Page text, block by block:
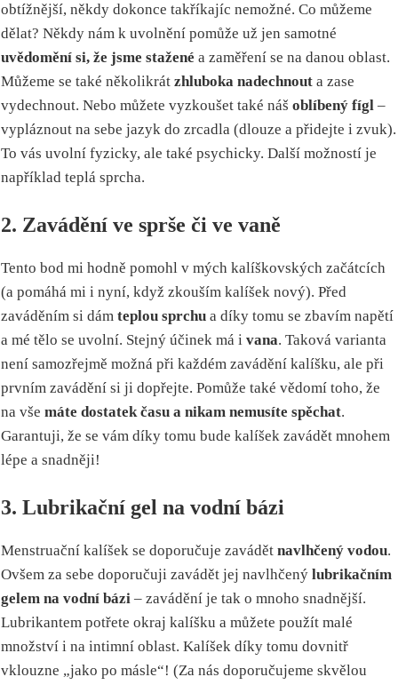
obtížnější, někdy dokonce takříkajíc nemožné. Co můžeme
dělat? Někdy nám k uvolnění pomůže už jen samotné
uvědomění si, že jsme stažené a zaměření se na danou oblast.
Můžeme se také několikrát zhluboka nadechnout a zase
vydechnout. Nebo můžete vyzkoušet také náš oblíbený fígl –
vypláznout na sebe jazyk do zrcadla (dlouze a přidejte i zvuk).
To vás uvolní fyzicky, ale také psychicky. Další možností je
například teplá sprcha.
2. Zavádění ve sprše či ve vaně
Tento bod mi hodně pomohl v mých kalíškovských začátcích
(a pomáhá mi i nyní, když zkouším kalíšek nový). Před
zaváděním si dám teplou sprchu a díky tomu se zbavím napětí
a mé tělo se uvolní. Stejný účinek má i vana. Taková varianta
není samozřejmě možná při každém zavádění kalíšku, ale při
prvním zavádění si ji dopřejte. Pomůže také vědomí toho, že
na vše máte dostatek času a nikam nemusíte spěchat.
Garantuji, že se vám díky tomu bude kalíšek zavádět mnohem
lépe a snadněji!
3. Lubrikační gel na vodní bázi
Menstruační kalíšek se doporučuje zavádět navlhčený vodou.
Ovšem za sebe doporučuji zavádět jej navlhčený lubrikačním
gelem na vodní bázi – zavádění je tak o mnoho snadnější.
Lubrikantem potřete okraj kalíšku a můžete použít malé
množství i na intimní oblast. Kalíšek díky tomu dovnitř
vklouzne „jako po másle“! (Za nás doporučujeme skvělou